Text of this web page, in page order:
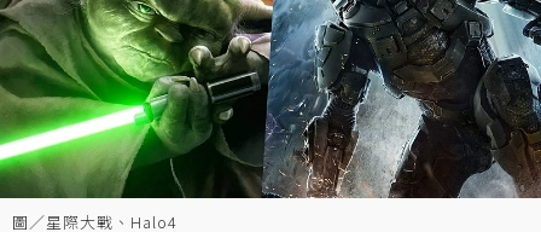
圖／星際大戰、Halo4